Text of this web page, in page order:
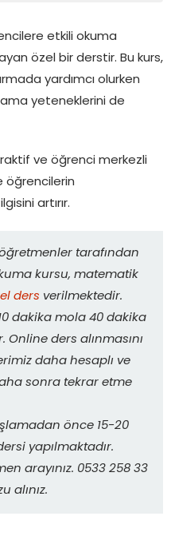
etkili okuma
özel bir derstir. Bu kurs,
yardımcı olurken
yeteneklerini de
ve öğrenci merkezli
öğrencilerin
artırır.
tarafından
kursu, matematik
ders verilmektedir.
dakika mola 40 dakika
Online ders alınmasını
daha hesaplı ve
sonra tekrar etme
önce 15-20
yapılmaktadır.
arayınız. 0533 258 33
alınız.